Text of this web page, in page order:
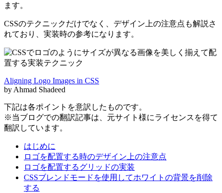
ます。
CSSのテクニックだけでなく、デザイン上の注意点も解説さ
れており、実装時の参考になります。
Aligning Logo Images in CSS
by Ahmad Shadeed
下記は各ポイントを意訳したものです。
※当ブログでの翻訳記事は、元サイト様にライセンスを得て
翻訳しています。
はじめに
ロゴを配置する時のデザイン上の注意点
ロゴを配置するグリッドの実装
CSSブレンドモードを使用してホワイトの背景を削除
する